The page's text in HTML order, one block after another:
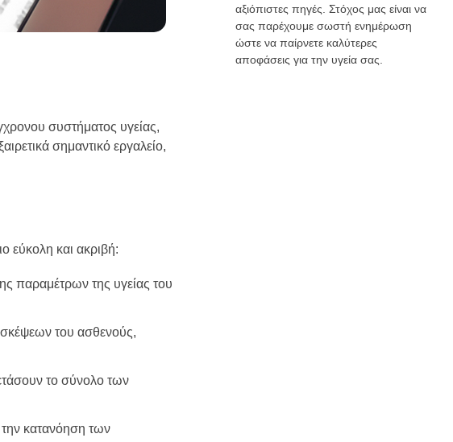
συστήματος υγείας,
σημαντικό εργαλείο,
εύκολη και ακριβή:
παραμέτρων της υγείας του
του ασθενούς,
το σύνολο των
κατανόηση των
αξιόπιστες πηγές. Στόχος μας είναι να
σας παρέχουμε σωστή ενημέρωση
ώστε να παίρνετε καλύτερες
αποφάσεις για την υγεία σας.